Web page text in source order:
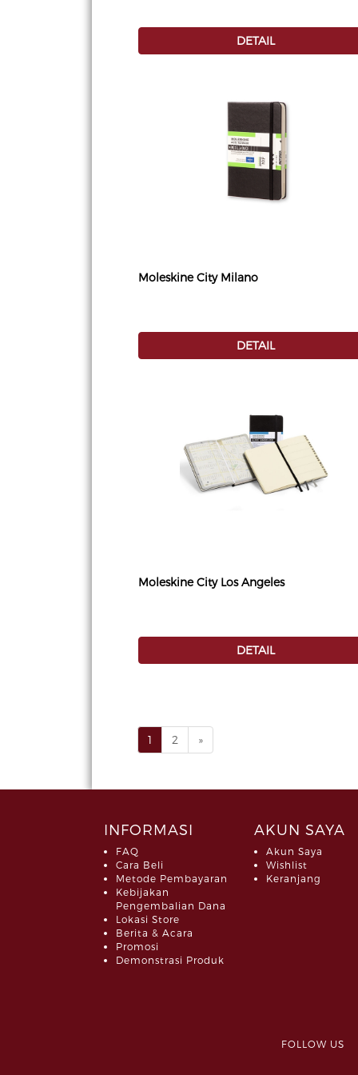
DETAIL
Moleskine City Milano
DETAIL
Moleskine City Los Angeles
DETAIL
1 2 »
INFORMASI
FAQ
Cara Beli
Metode Pembayaran
Kebijakan
Pengembalian Dana
Lokasi Store
Berita & Acara
Promosi
Demonstrasi Produk
AKUN SAYA
Akun Saya
Wishlist
Keranjang
FOLLOW